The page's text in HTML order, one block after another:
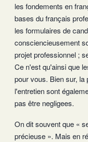
les fondements en
bases du français
les formulaires de
consciencieusement
projet professionnel ;
Ce n'est qu'ainsi que
pour vous. Bien sur, la
l'entretien sont
pas être negligees.
On dit souvent que «
précieuse ». Mais en